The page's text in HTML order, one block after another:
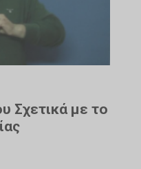
Σχετικά με το